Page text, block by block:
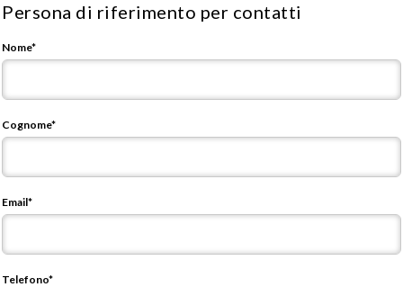
Persona di riferimento per contatti
Nome*
Cognome*
Email*
Telefono*